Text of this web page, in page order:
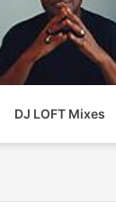
DJ LOFT Mixes